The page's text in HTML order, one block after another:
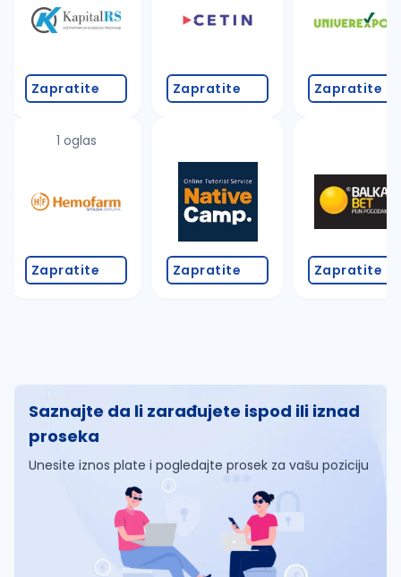
Zapratite
1 oglas
Zapratite
Zapratite
Zapratite
Zapratite
Zapratite
Saznajte da li zarađujete ispod ili iznad
proseka
Unesite iznos plate i pogledajte prosek za vašu poziciju